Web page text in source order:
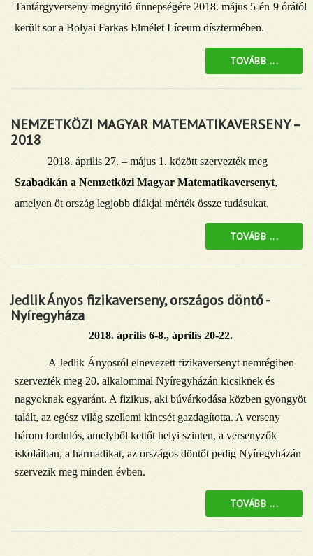
Tantárgyverseny megnyitó ünnepségére 2018. május 5-én 9 órától
került sor a Bolyai Farkas Elmélet Líceum dísztermében.
TOVÁBB ...
NEMZETKÖZI MAGYAR MATEMATIKAVERSENY –
2018
2018. április 27. – május 1. között szervezték meg
Szabadkán a Nemzetközi Magyar Matematikaversenyt,
amelyen öt ország legjobb diákjai mérték össze tudásukat.
TOVÁBB ...
Jedlik Ányos fizikaverseny, országos döntő -
Nyíregyháza
2018. április 6-8., április 20-22.
A Jedlik Ányosról elnevezett fizikaversenyt nemrégiben
szervezték meg 20. alkalommal Nyíregyházán kicsiknek és
nagyoknak egyaránt. A fizikus, aki búvárkodása közben gyöngyöt
talált, az egész világ szellemi kincsét gazdagította. A verseny
három fordulós, amelyből kettőt helyi szinten, a versenyzők
iskoláiban, a harmadikat, az országos döntőt pedig Nyíregyházán
szervezik meg minden évben.
TOVÁBB ...